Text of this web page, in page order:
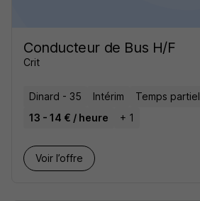
Conducteur de Bus H/F
Crit
Dinard - 35 Intérim
Temps partiel
13 - 14 € / heure
+ 1
Voir l’offre